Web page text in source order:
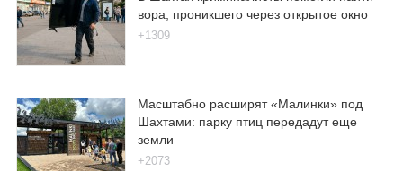
вора, проникшего через открытое окно
+1309
Масштабно расширят «Малинки» под
Шахтами: парку птиц передадут еще
земли
+2073